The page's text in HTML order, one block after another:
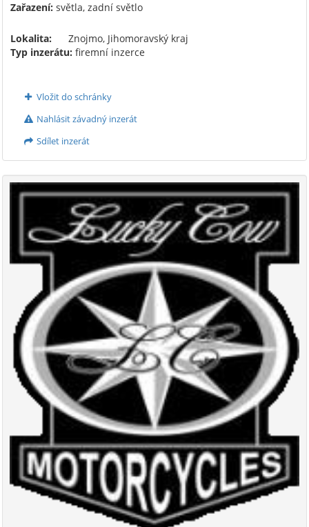
Zařazení: světla, zadní světlo
Lokalita:
Znojmo, Jihomoravský kraj
Typ inzerátu: firemní inzerce
Vložit do schránky
Nahlásit závadný inzerát
Sdílet inzerát